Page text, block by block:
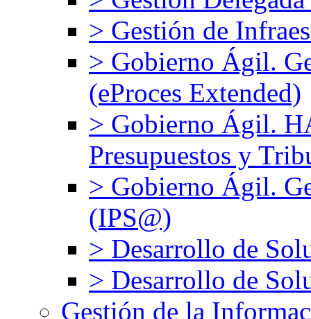
> Gestión de
> Gobierno Ágil.
(eProces Extended)
> Gobierno Ágil.
Presupuestos y
> Gobierno Ágil.
(IPS@)
> Desarrollo de
> Desarrollo de
Gestión de la